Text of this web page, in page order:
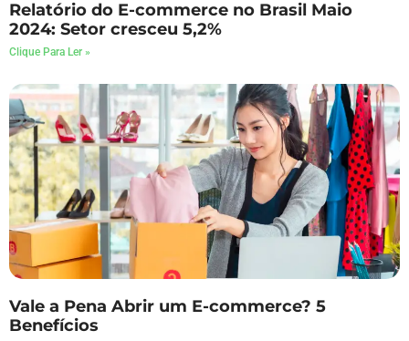
Relatório do E-commerce no Brasil Maio
2024: Setor cresceu 5,2%
Clique Para Ler »
Vale a Pena Abrir um E-commerce? 5
Benefícios